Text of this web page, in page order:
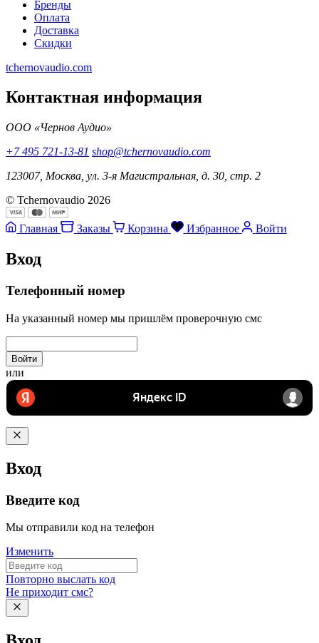
Бренды
Оплата
Доставка
Скидки
tchernovaudio.com
Контактная информация
ООО «Чернов Аудио»
+7 495 721-13-81 shop@tchernovaudio.com
123007, Москва, ул. 3-я Магистральная, д. 30, стр. 2
© Tchernovaudio 2026
Главная Заказы Корзина Избранное Войти
Вход
Телефонный номер
На указанный номер мы пришлём проверочную смс
Войти
или
Вход
Введите код
Мы отправили код на телефон
Изменить
Повторно выслать код
Не приходит смс?